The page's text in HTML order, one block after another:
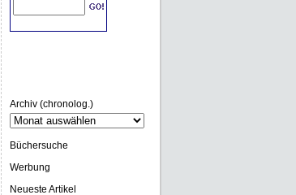
Archiv (chronolog.)
Archiv
(chronolog.)
Büchersuche
Werbung
Neueste Artikel